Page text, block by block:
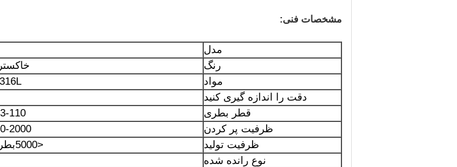
مشخصات فنی:
مدل
رنگ
مواد
دقت را اندازه گیری کنید
قطر بطری
33-110 میلی
ظرفیت پر کردن
30-2000 میلی
ظرفیت تولید
<5000
نوع رانده شده